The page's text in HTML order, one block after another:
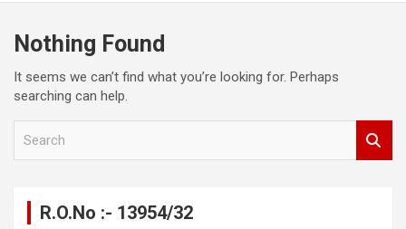
Nothing Found
It seems we can’t find what you’re looking for. Perhaps
searching can help.
R.O.No :- 13954/32